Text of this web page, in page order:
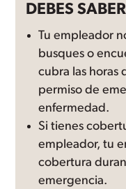
DEBES
Tu empleador
busques o
cubra las horas
permiso de
enfermedad.
Si tienes
empleador, tu
cobertura
emergencia.